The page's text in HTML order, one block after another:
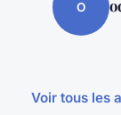
O
Voir tous les